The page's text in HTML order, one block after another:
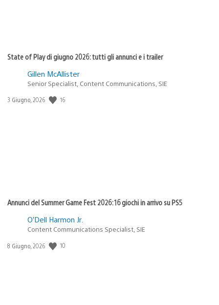
State of Play di giugno 2026: tutti gli annunci e i trailer
Gillen McAllister
Senior Specialist, Content Communications, SIE
Data
3 Giugno, 2026 16
Annunci del Summer Game Fest 2026: 16 giochi in arrivo su PS5
O’Dell Harmon Jr.
Content Communications Specialist, SIE
Data
8 Giugno, 2026 10